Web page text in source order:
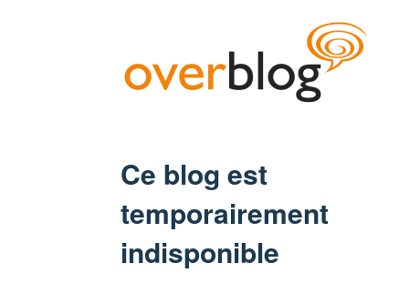
Ce blog est
temporairement
indisponible